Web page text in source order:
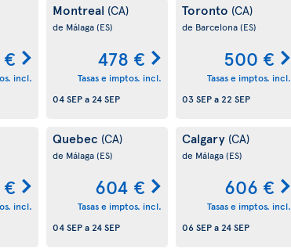
incl.
Montreal (CA)
de Málaga(ES)
478 €
Tasas e imptos. incl.
04 SEPa24 SEP
Toronto (CA)
de Barcelona(ES)
500 €
Tasas e imptos. incl.
03 SEPa22 SEP
€
incl.
Quebec (CA)
de Málaga(ES)
604 €
Tasas e imptos. incl.
04 SEPa24 SEP
Calgary (CA)
de Málaga(ES)
606 €
Tasas e imptos. incl.
06 SEPa24 SEP